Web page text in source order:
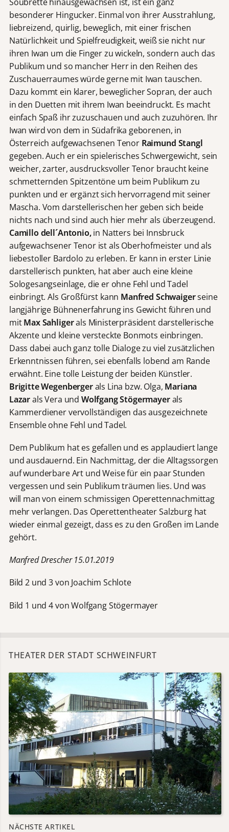
besonderer Hingucker. Einmal von ihrer Ausstrahlung,
liebreizend, quirlig, beweglich, mit einer frischen
Natürlichkeit und Spielfreudigkeit, weiß sie nicht nur
ihren Iwan um die Finger zu wickeln, sondern auch das
Publikum und so mancher Herr in den Reihen des
Zuschauerraumes würde gerne mit Iwan tauschen.
Dazu kommt ein klarer, beweglicher Sopran, der auch
in den Duetten mit ihrem Iwan beeindruckt. Es macht
einfach Spaß ihr zuzuschauen und auch zuzuhören. Ihr
Iwan wird von dem in Südafrika geborenen, in
Österreich aufgewachsenen Tenor Raimund Stangl
gegeben. Auch er ein spielerisches Schwergewicht, sein
weicher, zarter, ausdrucksvoller Tenor braucht keine
schmetternden Spitzentöne um beim Publikum zu
punkten und er ergänzt sich hervorragend mit seiner
Mascha. Vom darstellerischen her geben sich beide
nichts nach und sind auch hier mehr als überzeugend.
Camillo dell´Antonio,in Natters bei Innsbruck
aufgewachsener Tenor ist als Oberhofmeister und als
liebestoller Bardolo zu erleben. Er kann in erster Linie
darstellerisch punkten, hat aber auch eine kleine
Sologesangseinlage, die er ohne Fehl und Tadel
einbringt. Als Großfürst kann Manfred Schwaigerseine
langjährige Bühnenerfahrung ins Gewicht führen und
mitMax Sahligerals Ministerpräsident darstellerische
Akzente und kleine versteckte Bonmots einbringen.
Dass dabei auch ganz tolle Dialoge zu viel zusätzlichen
Erkenntnissen führen, sei ebenfalls lobend am Rande
erwähnt. Eine tolle Leistung der beiden Künstler.
Brigitte Wegenbergerals Lina bzw. Olga, Mariana
Lazarals Vera und Wolfgang Stögermayerals
Kammerdiener vervollständigen das ausgezeichnete
Ensemble ohne Fehl und Tadel.
Dem Publikum hat es gefallen und es applaudiert lange
und ausdauernd. Ein Nachmittag, der die Alltagssorgen
auf wunderbare Art und Weise für ein paar Stunden
vergessen und sein Publikum träumen lies. Und was
will man von einem schmissigen Operettennachmittag
mehr verlangen. Das Operettentheater Salzburg hat
wieder einmal gezeigt, dass es zu den Großen im Lande
gehört.
Manfred Drescher 15.01.2019
Bild 2 und 3 von Joachim Schlote
Bild 1 und 4 von Wolfgang Stögermayer
THEATER DER STADT SCHWEINFURT
NÄCHSTE ARTIKEL